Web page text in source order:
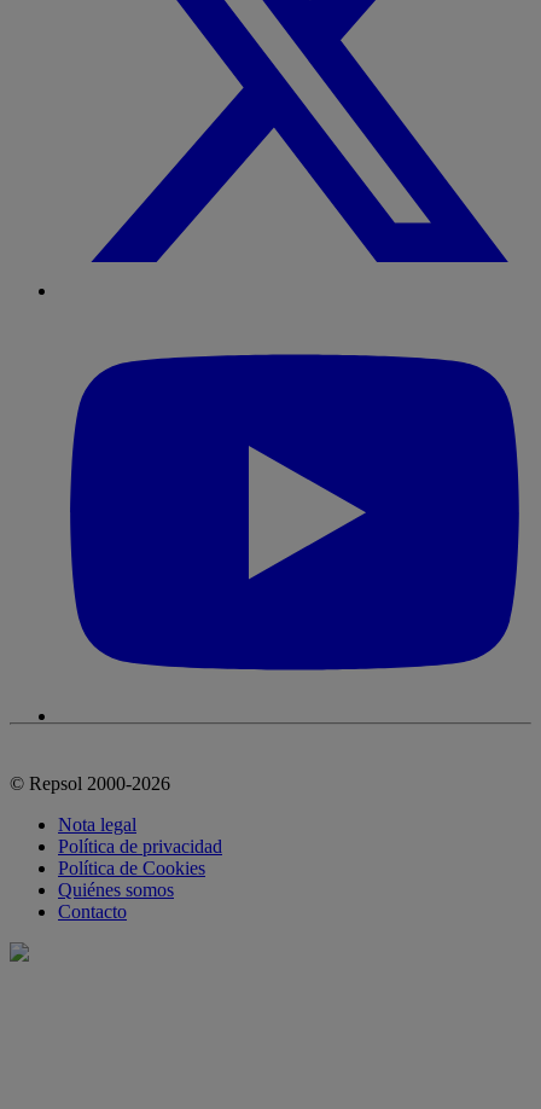
© Repsol 2000-2026
Nota legal
Política de privacidad
Política de Cookies
Quiénes somos
Contacto